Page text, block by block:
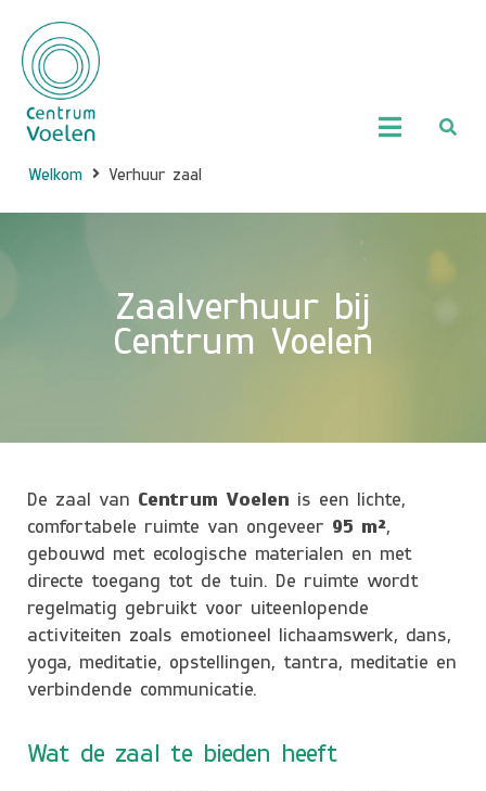
Welkom Verhuur zaal
Zaalverhuur bij
Centrum Voelen
De zaal van Centrum Voelen is een lichte,
comfortabele ruimte van ongeveer 95 m²,
gebouwd met ecologische materialen en met
directe toegang tot de tuin. De ruimte wordt
regelmatig gebruikt voor uiteenlopende
activiteiten zoals emotioneel lichaamswerk, dans,
yoga, meditatie, opstellingen, tantra, meditatie en
verbindende communicatie.
Wat de zaal te bieden heeft